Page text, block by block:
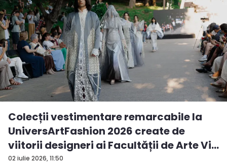
02 iulie 2026, 11:50
Colecții vestimentare remarcabile la
UniversArtFashion 2026 create de
viitorii designeri ai Facultății de Arte Vi...